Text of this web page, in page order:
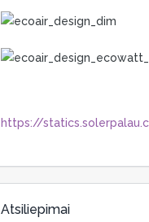
https://
Atsiliepimai